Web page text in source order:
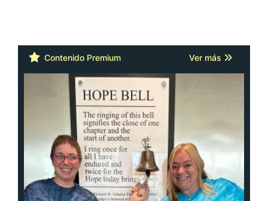
Contenido Premium Ver más